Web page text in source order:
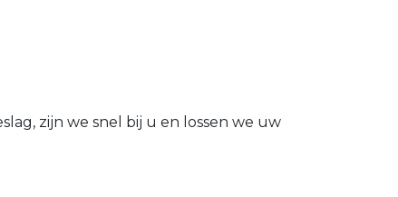
zijn we snel bij u en lossen we uw